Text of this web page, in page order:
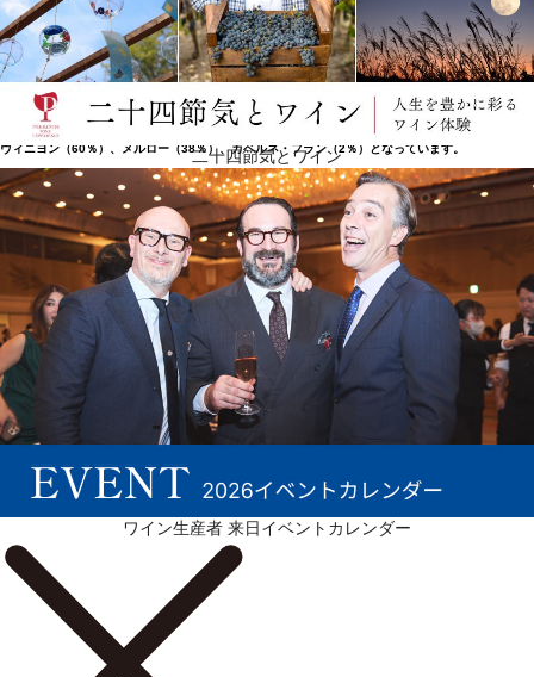
シャトーはメドック（ボルドー）のサンテステフに位置しています。有名なシャトー・ラフィッ
ト・ロートシルトとは、小川で隔てられているだけです。1789年に畑の一部が放棄されたことで、
シャトー・コス・ラボリーが設立されました。シャトー・コス・デストゥルネルは、馬とワインの
商人ルイ＝ガスパール・デストゥルネルが最初の葡萄畑を取得した1811年に設立されました。コス
（Cos、かつてはCaux）という名前は、"Colline de cailloux"（砂利の多い丘）に由来していま
す。ドメーヌの総面積は100haで、そのうち67haに葡萄の樹が植えられています。カベルネ・ソー
ヴィニヨン（60％）、メルロー（38％）、カベルネ・フラン（2％）となっています。
続きを表示 ▼
二十四節気とワイン
ワイン生産者 来日イベントカレンダー